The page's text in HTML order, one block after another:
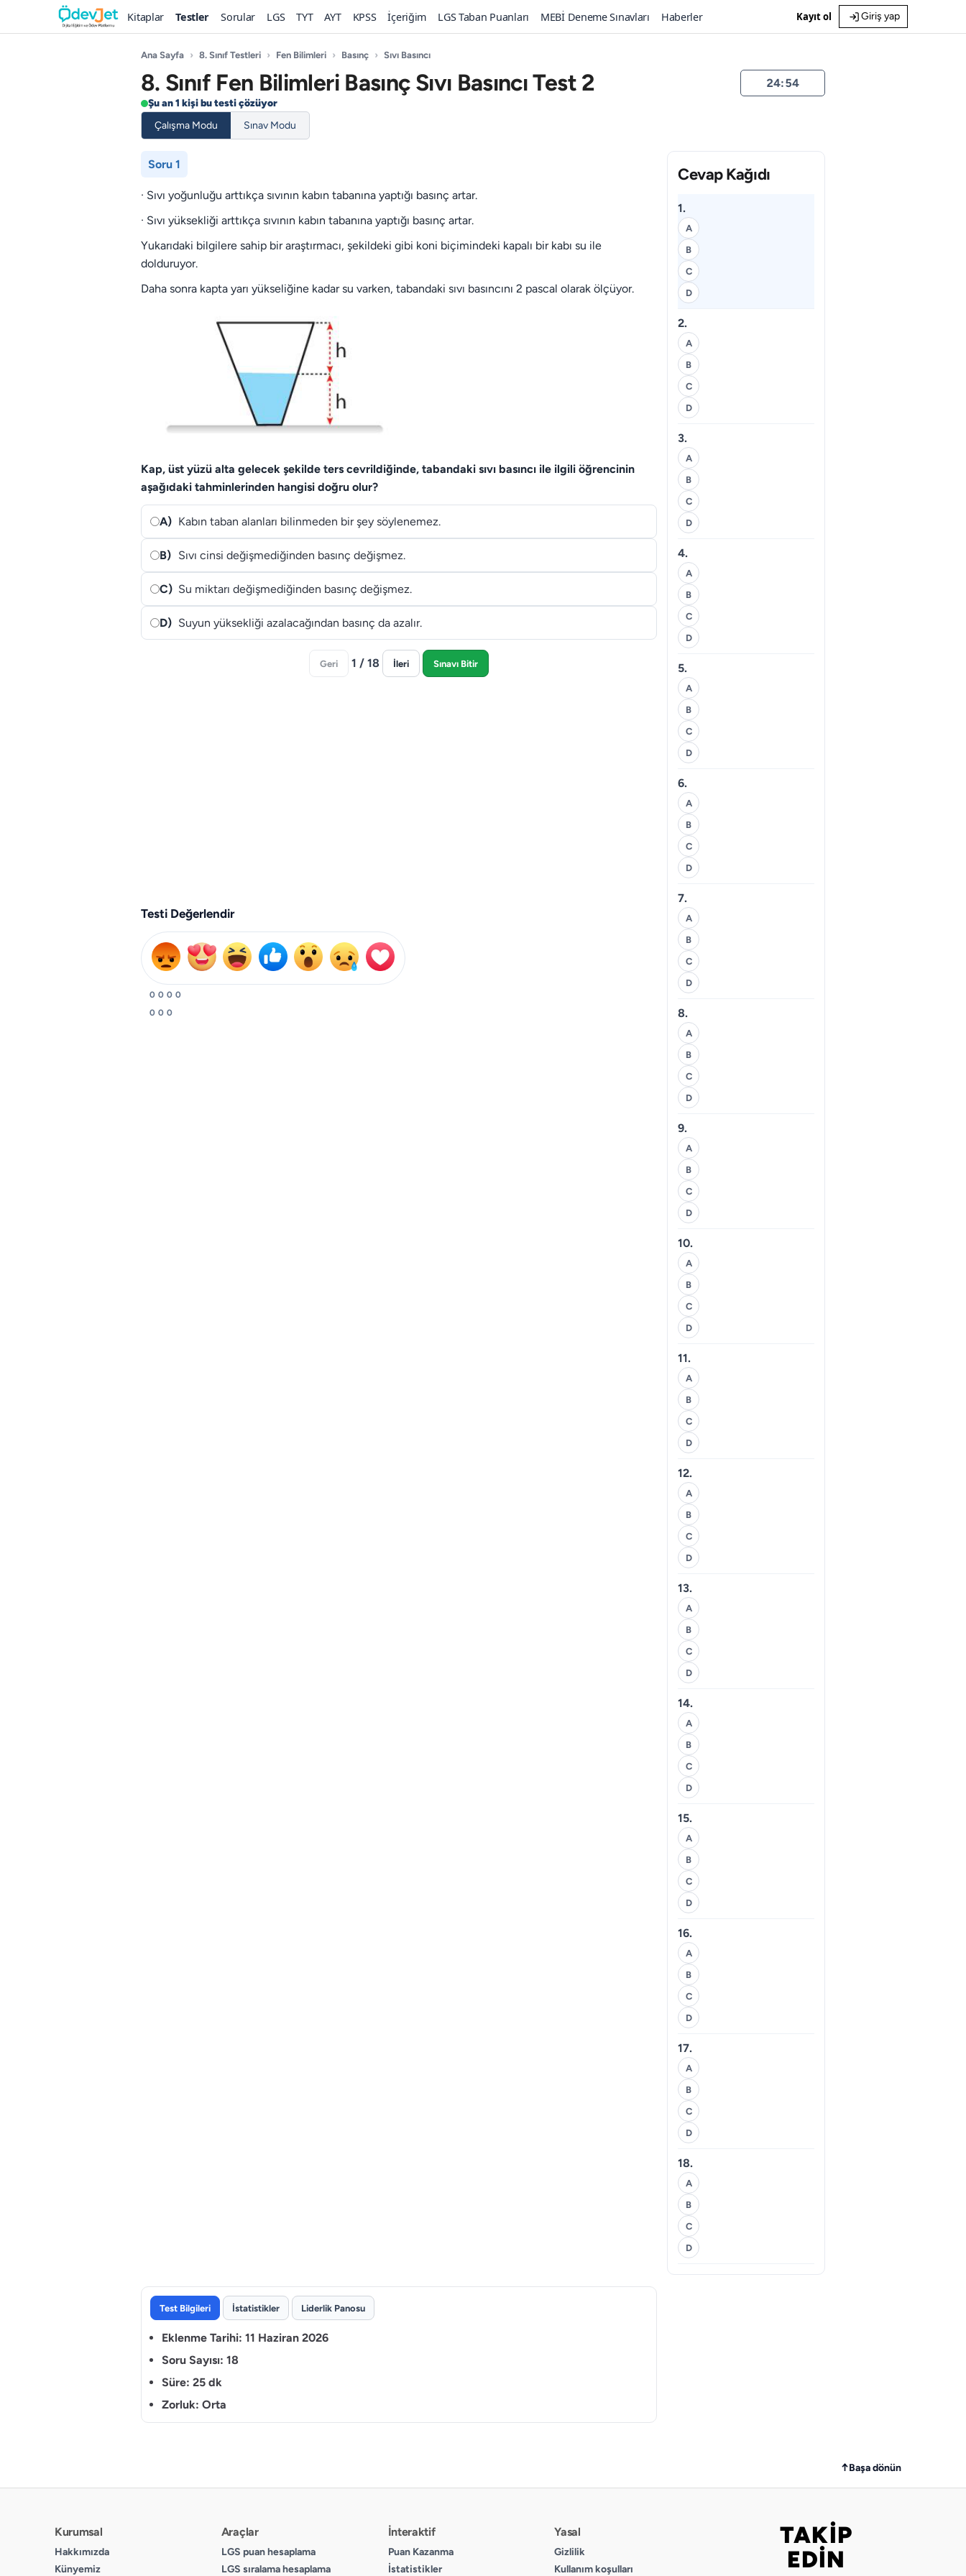
Kitaplar Testler Sorular LGS TYT AYT KPSS İçeriğim LGS Taban Puanları MEBİ Deneme Sınavları Haberler Kayıt ol Giriş yap
Ana Sayfa › 8. Sınıf Testleri › Fen Bilimleri › Basınç › Sıvı Basıncı
8. Sınıf Fen Bilimleri Basınç Sıvı Basıncı Test 2
Şu an 1 kişi bu testi çözüyor
Çalışma Modu
Sınav Modu
24:54
Soru 1
· Sıvı yoğunluğu arttıkça sıvının kabın tabanına yaptığı basınç artar.
· Sıvı yüksekliği arttıkça sıvının kabın tabanına yaptığı basınç artar.
Yukarıdaki bilgilere sahip bir araştırmacı, şekildeki gibi koni biçimindeki kapalı bir kabı su ile
dolduruyor.
Daha sonra kapta yarı yükseliğine kadar su varken, tabandaki sıvı basıncını 2 pascal olarak ölçüyor.
Kap, üst yüzü alta gelecek şekilde ters cevrildiğinde, tabandaki sıvı basıncı ile ilgili öğrencinin
aşağıdaki tahminlerinden hangisi doğru olur?
A) Kabın taban alanları bilinmeden bir şey söylenemez.
B) Sıvı cinsi değişmediğinden basınç değişmez.
C) Su miktarı değişmediğinden basınç değişmez.
D) Suyun yüksekliği azalacağından basınç da azalır.
Geri 1 / 18 İleri Sınavı Bitir
Testi Değerlendir
0 0 0 0
0 0 0
Cevap Kağıdı
1.
A
B
C
D
2.
A
B
C
D
3.
A
B
C
D
4.
A
B
C
D
5.
A
B
C
D
6.
A
B
C
D
7.
A
B
C
D
8.
A
B
C
D
9.
A
B
C
D
10.
A
B
C
D
11.
A
B
C
D
12.
A
B
C
D
13.
A
B
C
D
14.
A
B
C
D
15.
A
B
C
D
16.
A
B
C
D
17.
A
B
C
D
18.
A
B
C
D
Test Bilgileri İstatistikler Liderlik Panosu
Eklenme Tarihi: 11 Haziran 2026
Soru Sayısı: 18
Süre: 25 dk
Zorluk: Orta
↑Başa dönün
Kurumsal
Hakkımızda
Künyemiz
Araçlar
LGS puan hesaplama
LGS sıralama hesaplama
İnteraktif
Puan Kazanma
İstatistikler
Yasal
Gizlilik
Kullanım koşulları
Bizi takip edin
TAKİP
EDİN